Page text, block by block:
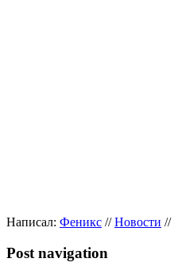
Написал: Феникс // Новости //
Post navigation